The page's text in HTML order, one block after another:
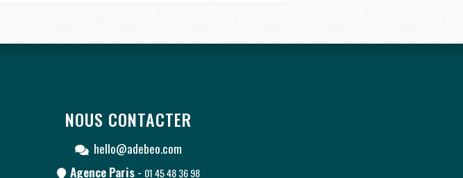
NOUS CONTACTER
hello@adebeo.com
Agence Paris- 01 45 48 36 98